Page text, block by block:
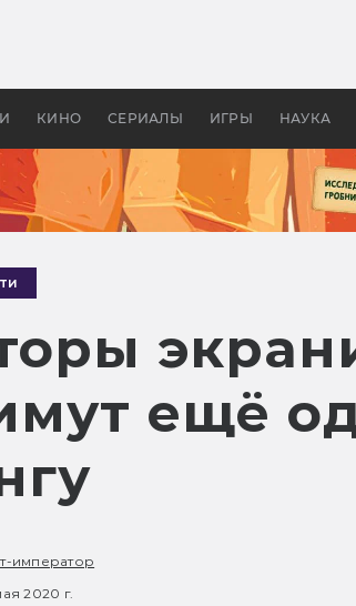
КИНО СЕРИАЛЫ ИГРЫ НАУКА
ещё
император
2020 г.